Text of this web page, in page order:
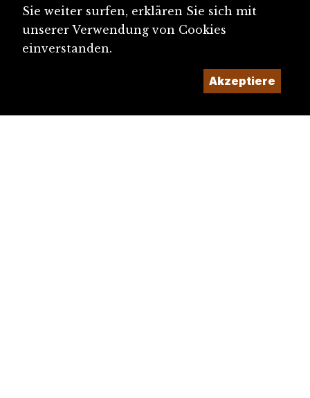
Sie weiter surfen, erklären Sie sich mit
unserer Verwendung von Cookies
einverstanden.
Akzeptiere